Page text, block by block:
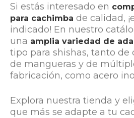
Si estás interesado en
para cachimba de calidad,
indicado! En nuestro
una amplia variedad de
tipo para shishas, tanto de
de mangueras y de
fabricación, como acero
Explora nuestra tienda y
que más se adapte a tu